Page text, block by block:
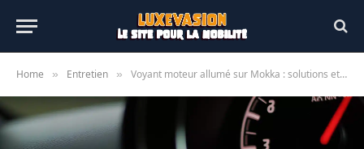
Home » Entretien » Voyant moteur allumé sur Mokka : solutions et diagnostics